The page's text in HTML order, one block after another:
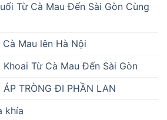
Từ Cà Mau Đến Sài Gòn Cùng
Mau lên Hà Nội
Khoai Từ Cà Mau Đến Sài Gòn
TRÒNG ĐI PHẦN LAN
khía